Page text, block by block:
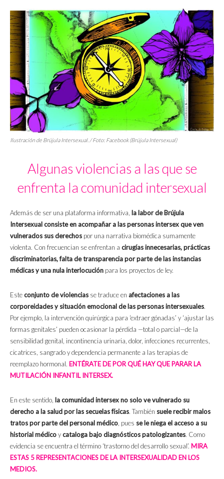
Ilustración de Brújula Intersexual. / Foto: Facebook (Brújula Intersexual)
Algunas violencias a las que se
enfrenta la comunidad intersexual
Además de ser una plataforma informativa, la labor de Brújula
Intersexual consiste en acompañar a las personas intersex que ven
vulnerados sus derechos por una narrativa biomédica sumamente
violenta. Con frecuencian se enfrentan a cirugías innecesarias, prácticas
discriminatorias, falta de transparencia por parte de las instancias
médicas y una nula interlocución para los proyectos de ley.
Esteconjunto de violencias se traduce en afectaciones a las
corporeidades y situación emocional de las personas intersexuales.
Por ejemplo, la intervención quirúrgica para ‘extraer gónadas’ y ‘ajustar las
formas genitales’ pueden ocasionar la pérdida —total o parcial—de la
sensibilidad genital, incontinencia urinaria, dolor, infecciones recurrentes,
cicatrices, sangrado y dependencia permanente a las terapias de
reemplazo hormonal. ENTÉRATE DE POR QUÉ HAY QUE PARAR LA
MUTILACIÓN INFANTIL INTERSEX.
En este sentido, la comunidad intersex no solo ve vulnerado su
derecho a la salud por las secuelas físicas. También suele recibir malos
tratos por parte del personal médico , pues se le niega el acceso a su
historial médicoycataloga bajo diagnósticos patologizantes. Como
evidencia se encuentra el término ‘trastorno del desarrollo sexual’. MIRA
ESTAS 5 REPRESENTACIONES DE LA INTERSEXUALIDAD EN LOS
MEDIOS.